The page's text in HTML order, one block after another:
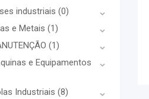
industriais (0)
e Metais (1)
(1)
e Equipamentos
Industriais (8)